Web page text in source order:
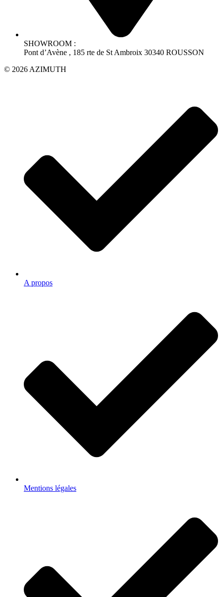
SHOWROOM :
Pont d’Avène , 185 rte de St Ambroix 30340 ROUSSON
© 2026 AZIMUTH
A propos
Mentions légales